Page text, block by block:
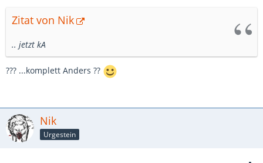
Zitat von Nik
.. jetzt kA
??? ...komplett Anders ??
Nik
Urgestein